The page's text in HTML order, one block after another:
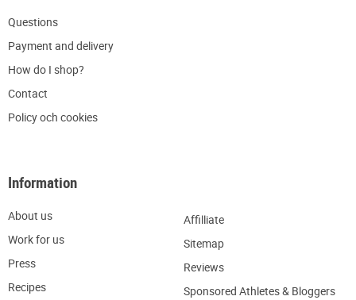
Questions
Payment and delivery
How do I shop?
Contact
Policy och cookies
Information
About us
Work for us
Press
Recipes
Affilliate
Sitemap
Reviews
Sponsored Athletes & Bloggers